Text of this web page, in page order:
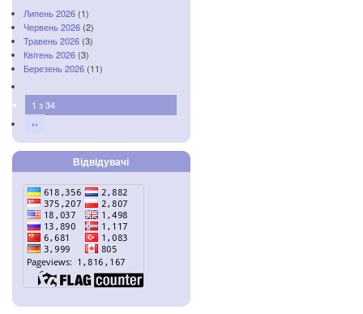
Липень 2026 (1)
Червень 2026 (2)
Травень 2026 (3)
Квітень 2026 (3)
Березень 2026 (11)
1 з 34
››
Відвідувачі